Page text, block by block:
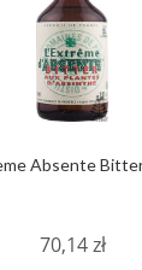
Absente
70,14zł